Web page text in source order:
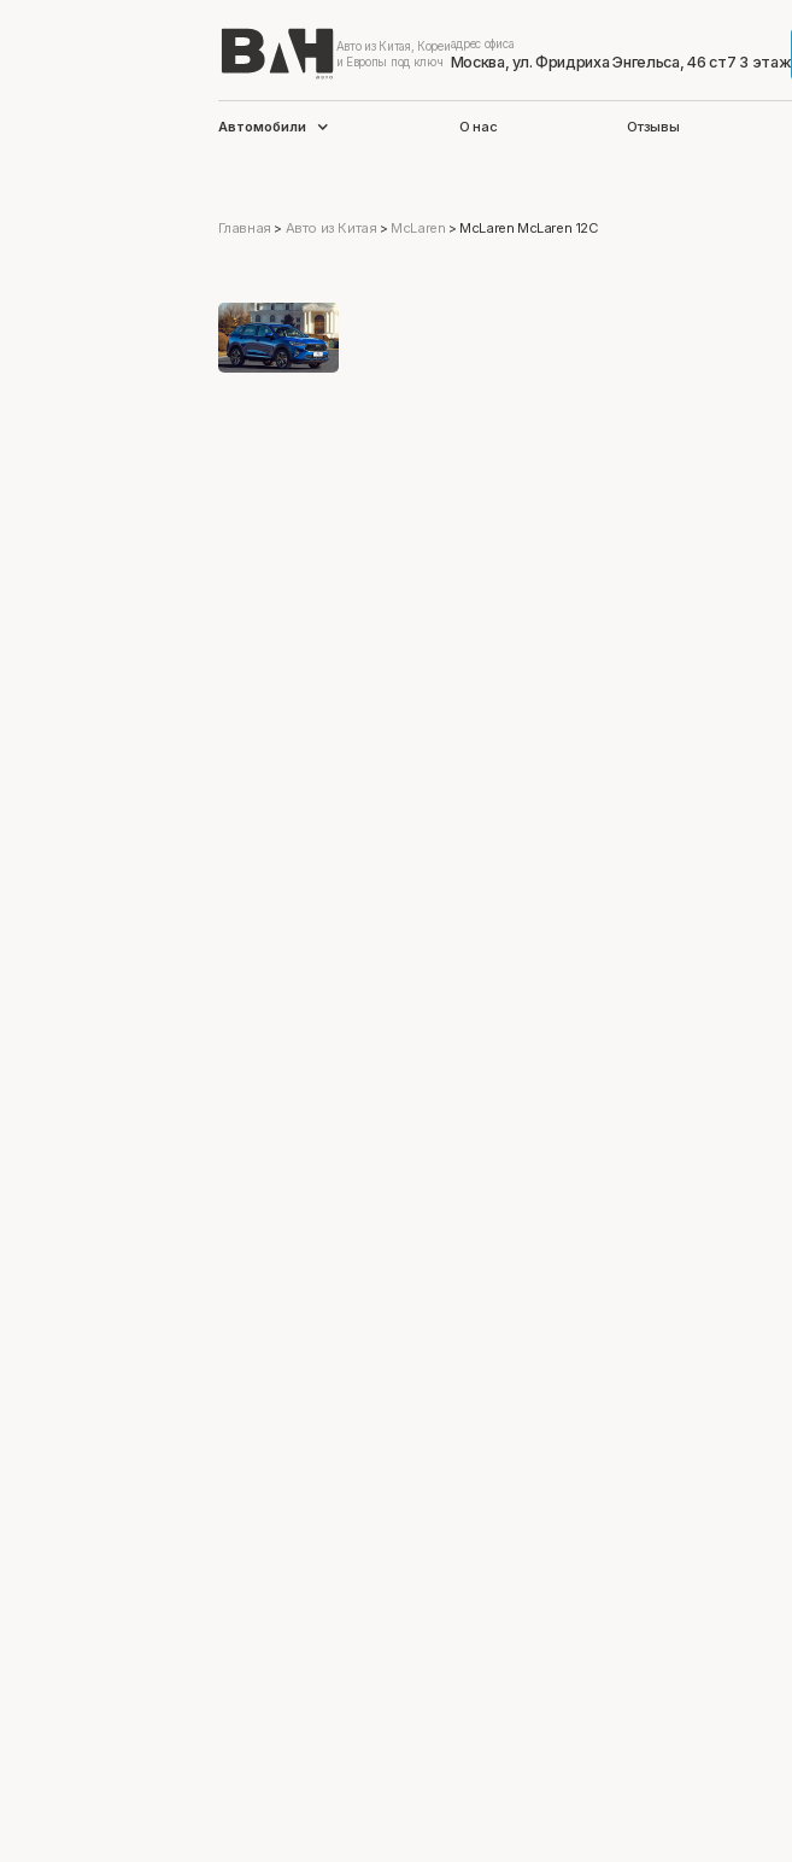
Авто из Китая, Кореи
и Европы под ключ
адрес офиса
Москва, ул. Фридриха Энгельса, 46 ст7 3 этаж
Автомобили О нас Отзывы
Главная > Авто из Китая > McLaren > McLaren McLaren 12C